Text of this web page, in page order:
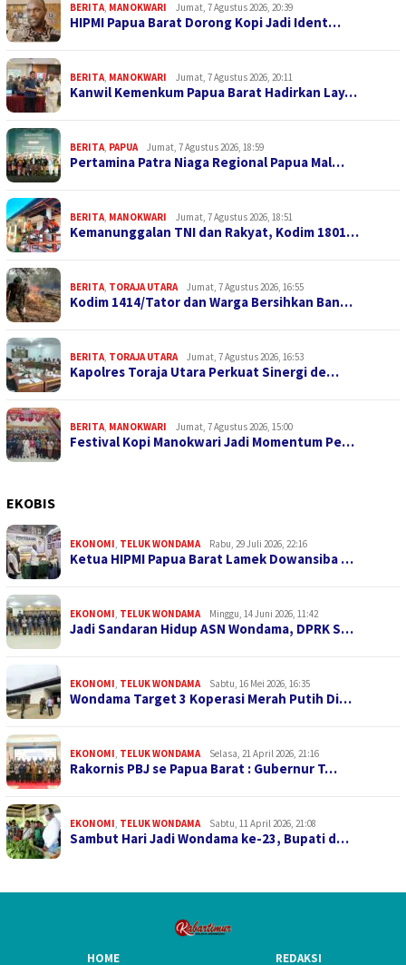
BERITA, MANOKWARI Jumat, 7 Agustus 2026, 20:39
HIPMI Papua Barat Dorong Kopi Jadi Ident…
BERITA, MANOKWARI Jumat, 7 Agustus 2026, 20:11
Kanwil Kemenkum Papua Barat Hadirkan Lay…
BERITA, PAPUA Jumat, 7 Agustus 2026, 18:59
Pertamina Patra Niaga Regional Papua Mal…
BERITA, MANOKWARI Jumat, 7 Agustus 2026, 18:51
Kemanunggalan TNI dan Rakyat, Kodim 1801…
BERITA, TORAJA UTARA Jumat, 7 Agustus 2026, 16:55
Kodim 1414/Tator dan Warga Bersihkan Ban…
BERITA, TORAJA UTARA Jumat, 7 Agustus 2026, 16:53
Kapolres Toraja Utara Perkuat Sinergi de…
BERITA, MANOKWARI Jumat, 7 Agustus 2026, 15:00
Festival Kopi Manokwari Jadi Momentum Pe…
EKOBIS
EKONOMI, TELUK WONDAMA Rabu, 29 Juli 2026, 22:16
Ketua HIPMI Papua Barat Lamek Dowansiba …
EKONOMI, TELUK WONDAMA Minggu, 14 Juni 2026, 11:42
Jadi Sandaran Hidup ASN Wondama, DPRK S…
EKONOMI, TELUK WONDAMA Sabtu, 16 Mei 2026, 16:35
Wondama Target 3 Koperasi Merah Putih Di…
EKONOMI, TELUK WONDAMA Selasa, 21 April 2026, 21:16
Rakornis PBJ se Papua Barat : Gubernur T…
EKONOMI, TELUK WONDAMA Sabtu, 11 April 2026, 21:08
Sambut Hari Jadi Wondama ke-23, Bupati d…
HOME REDAKSI